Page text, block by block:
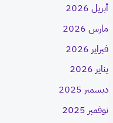
أبريل 2026
مارس 2026
فبراير 2026
يناير 2026
ديسمبر 2025
نوفمبر 2025